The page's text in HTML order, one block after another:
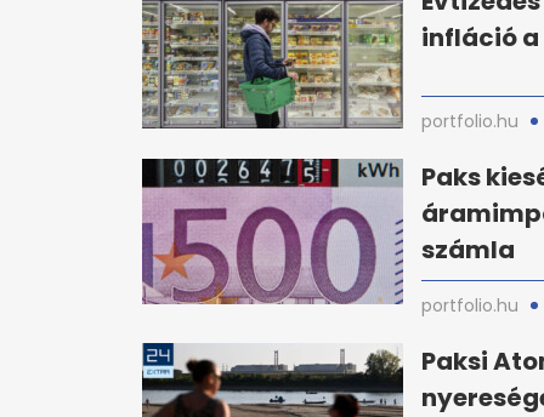
infláció a
portfolio.hu
Paks
számla
portfolio.hu
Paksi